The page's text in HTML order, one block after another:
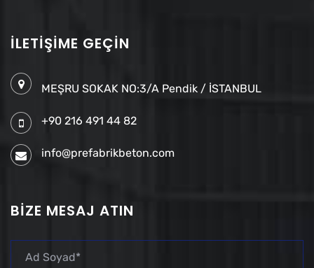
İLETIŞIME GEÇIN
MEŞRU SOKAK NO:3/A Pendik / İSTANBUL
+90 216 491 44 82
info@prefabrikbeton.com
BIZE MESAJ ATIN